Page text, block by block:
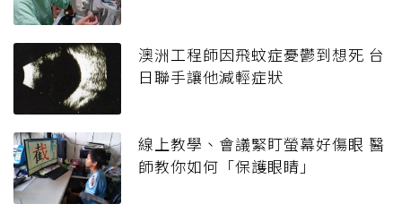
澳洲工程師因飛蚊症憂鬱到想死 台
日聯手讓他減輕症狀
線上教學、會議緊盯螢幕好傷眼 醫
師教你如何「保護眼睛」